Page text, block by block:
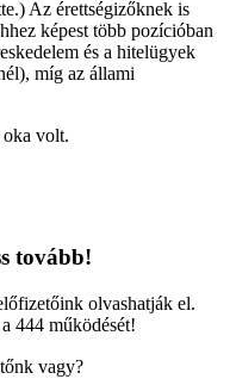
Az érettségizőknek is
képest több pozícióban
és a hitelügyek
míg az állami
volt.
tovább!
olvashatják el.
444 működését!
vagy?